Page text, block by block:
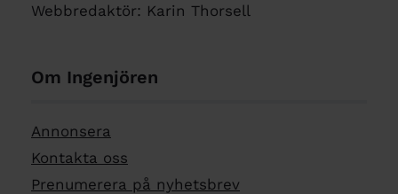
Webbredaktör: Karin Thorsell
Om Ingenjören
Annonsera
Kontakta oss
Prenumerera på nyhetsbrev